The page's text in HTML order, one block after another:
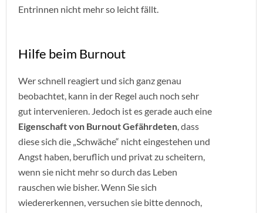
Entrinnen nicht mehr so leicht fällt.
Hilfe beim Burnout
Wer schnell reagiert und sich ganz genau
beobachtet, kann in der Regel auch noch sehr
gut intervenieren. Jedoch ist es gerade auch eine
Eigenschaft von Burnout Gefährdeten, dass
diese sich die „Schwäche“ nicht eingestehen und
Angst haben, beruflich und privat zu scheitern,
wenn sie nicht mehr so durch das Leben
rauschen wie bisher. Wenn Sie sich
wiedererkennen, versuchen sie bitte dennoch,